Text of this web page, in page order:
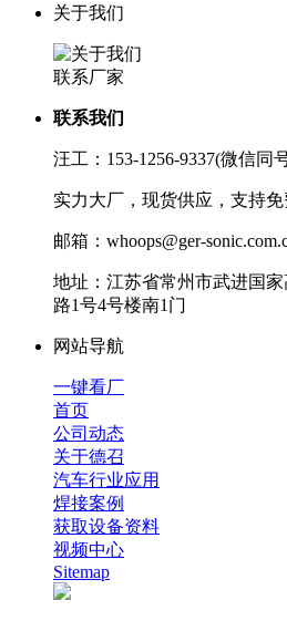
关于我们
联系厂家
联系我们
汪工：153-1256-9337(微信同
实力大厂，现货供应，支持
邮箱：whoops@ger-
地址：江苏省常州市武进国
路1号4号楼南1门
网站导航
一键看厂
首页
公司动态
关于德召
汽车行业应用
焊接案例
获取设备资料
视频中心
Sitemap